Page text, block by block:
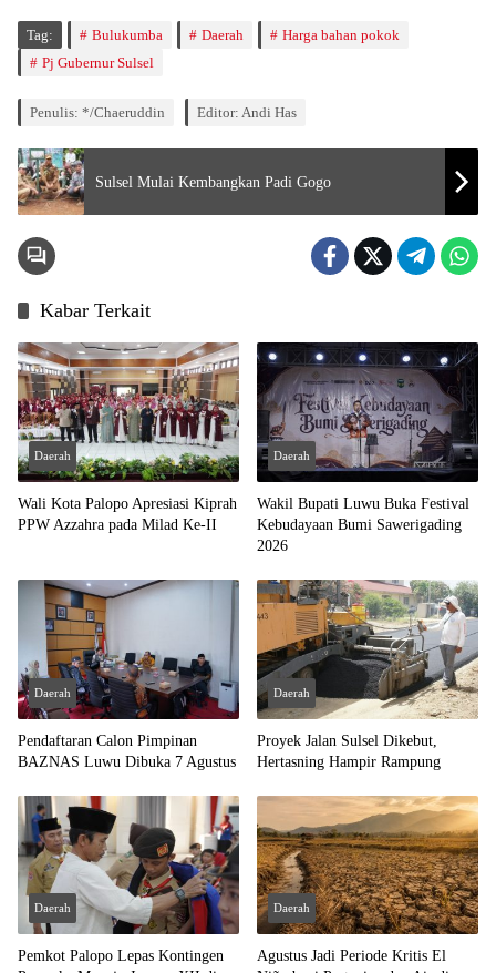
Tag: Bulukumba Daerah
Harga bahan pokok
Pj Gubernur Sulsel
Penulis: */Chaeruddin Editor: Andi Has
Sulsel Mulai Kembangkan Padi Gogo
Kabar Terkait
Daerah
Wali Kota Palopo Apresiasi Kiprah
PPW Azzahra pada Milad Ke-II
Daerah
Wakil Bupati Luwu Buka Festival
Kebudayaan Bumi Sawerigading
2026
Daerah
Pendaftaran Calon Pimpinan
BAZNAS Luwu Dibuka 7 Agustus
Daerah
Proyek Jalan Sulsel Dikebut,
Hertasning Hampir Rampung
Daerah
Pemkot Palopo Lepas Kontingen
Daerah
Agustus Jadi Periode Kritis El